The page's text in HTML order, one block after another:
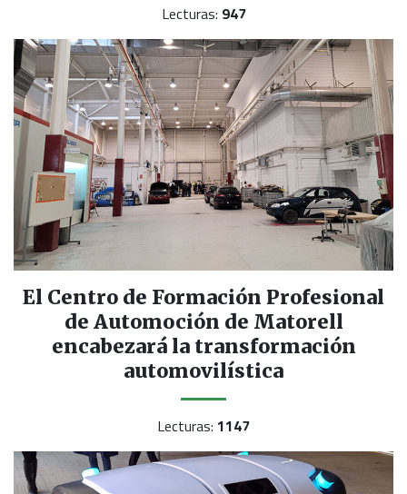
Lecturas: 947
El Centro de Formación Profesional
de Automoción de Matorell
encabezará la transformación
automovilística
Lecturas: 1147